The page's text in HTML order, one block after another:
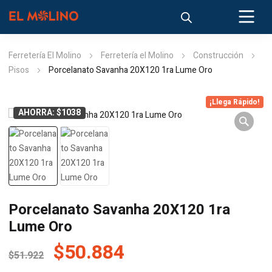
Ferretería El Molino Ferretería el Molino
Construcción
Pisos
Porcelanato Savanha 20X120 1ra Lume Oro
AHORRA: $1038
¡Llega Rápido!
Porcelanato Savanha 20X120 1ra
Lume Oro
$51.922 El
$50.884